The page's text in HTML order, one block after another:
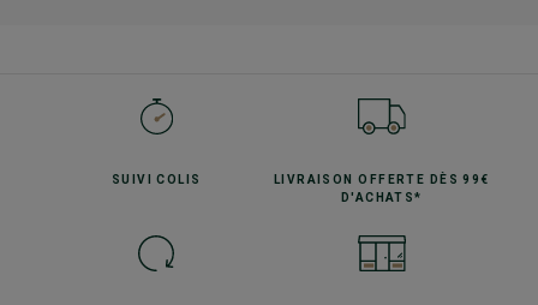
SUIVICOLIS LIVRAISON OFFERTE
DÈS 99€
D'ACHATS*